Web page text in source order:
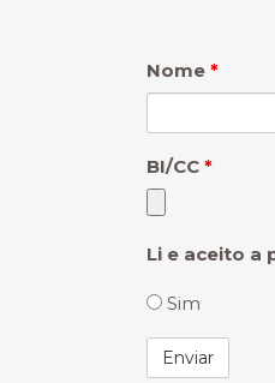
Nome *
BI/CC *
Li e aceito a
Sim